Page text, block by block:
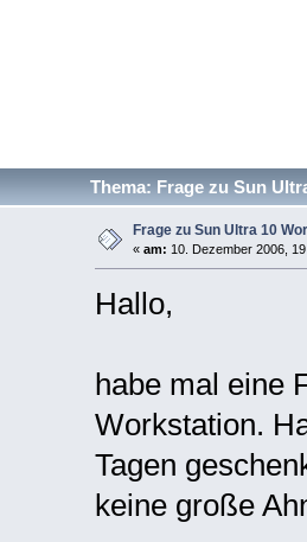
Thema: Frage zu Sun
Frage zu Sun Ultra 10
« am: 10. Dezember 2006,
Hallo,
habe mal eine
Workstation.
Tagen
keine große